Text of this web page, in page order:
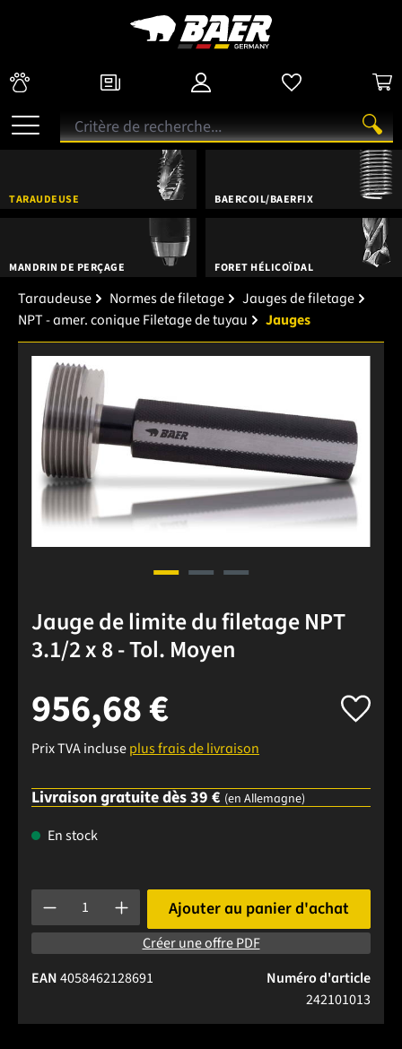
TARAUDEUSE BAERCOIL/BAERFIX
MANDRIN DE PERÇAGE FORET HÉLICOÏDAL
Taraudeuse Normes de filetage
Jauges de filetage
NPT - amer. conique Filetage de tuyau
Jauges
Ignorer la galerie d'images
Jauge de limite du filetage NPT
3.1/2 x 8 - Tol. Moyen
956,68 €
Prix TVA incluseplus frais de livraison
Livraison gratuite dès 39 € (en Allemagne)
En stock
Quantité de produit : Entrez la quantité souhaitée ou
Ajouter au panier d'achat
Créer une offre PDF
Numéro d'article
242101013
EAN4058462128691